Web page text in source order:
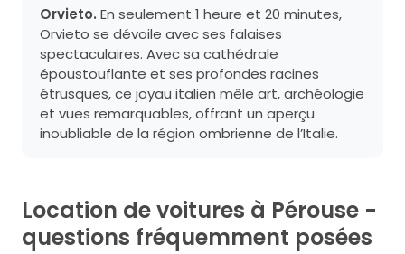
Orvieto. En seulement 1 heure et 20 minutes,
Orvieto se dévoile avec ses falaises
spectaculaires. Avec sa cathédrale
époustouflante et ses profondes racines
étrusques, ce joyau italien mêle art, archéologie
et vues remarquables, offrant un aperçu
inoubliable de la région ombrienne de l’Italie.
Location de voitures à Pérouse -
questions fréquemment posées